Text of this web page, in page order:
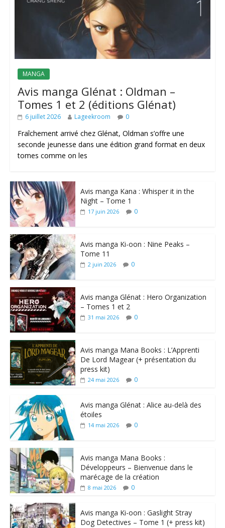
MANGA
Avis manga Glénat : Oldman –
Tomes 1 et 2 (éditions Glénat)
6 juillet 2026 Lageekroom 0
Fraîchement arrivé chez Glénat, Oldman s’offre une
seconde jeunesse dans une édition grand format en deux
tomes comme on les
Avis manga Kana : Whisper it in the
Night – Tome 1
17 juin 2026 0
Avis manga Ki-oon : Nine Peaks –
Tome 11
2 juin 2026 0
Avis manga Glénat : Hero Organization
– Tomes 1 et 2
31 mai 2026 0
Avis manga Mana Books : L’Apprenti
De Lord Magear (+ présentation du
press kit)
24 mai 2026 0
Avis manga Glénat : Alice au-delà des
étoiles
14 mai 2026 0
Avis manga Mana Books :
Développeurs – Bienvenue dans le
marécage de la création
8 mai 2026 0
Avis manga Ki-oon : Gaslight Stray
Dog Detectives – Tome 1 (+ press kit)